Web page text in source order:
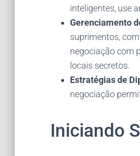
inteligentes, use
Gerenciamento
suprimentos,
negociação com
locais secretos.
Estratégias de
negociação
Iniciando